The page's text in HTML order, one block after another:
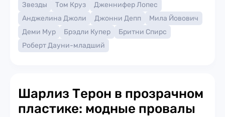
Звезды Том Круз
Дженнифер Лопес
Анджелина Джоли
Джонни Депп
Мила Йовович
Деми Мур
Брэдли Купер
Бритни Спирс
Роберт Дауни-младший
Шарлиз Терон в прозрачном
пластике: модные провалы